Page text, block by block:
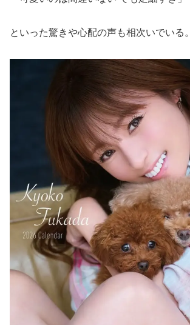
といった驚きや心配の声も相次いでいる。